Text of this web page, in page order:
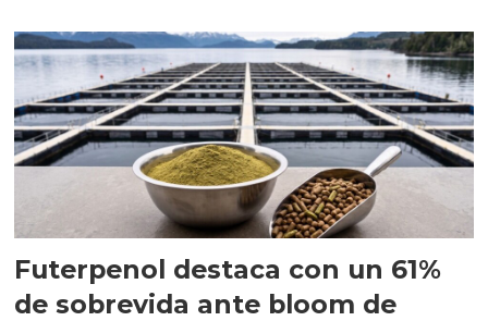
Futerpenol destaca con un 61%
de sobrevida ante bloom de